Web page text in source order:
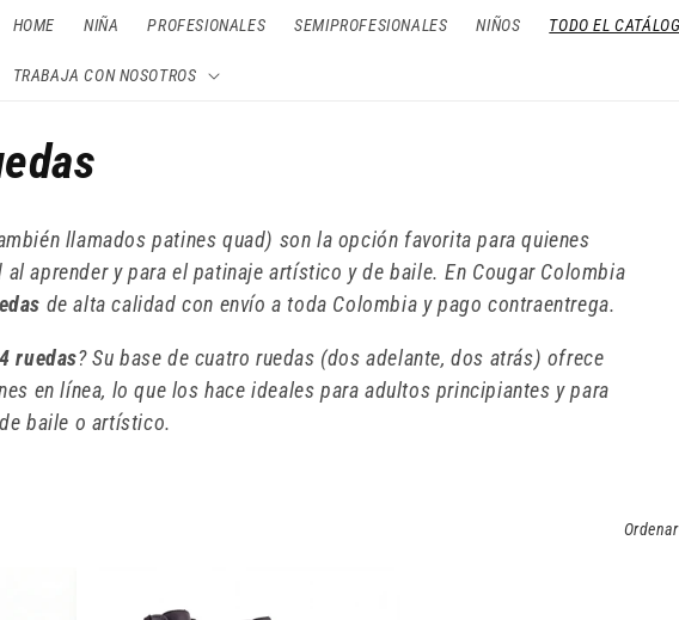
HOME NIÑA PROFESIONALES SEMIPROFESIONALES NIÑOS TODO EL
TRABAJA CON NOSOTROS
llamados patines quad) son la opción favorita para quienes
aprender y para el patinaje artístico y de baile. En Cougar Colombia
de alta calidad con envío a toda Colombia y pago contraentrega.
ruedas? Su base de cuatro ruedas (dos adelante, dos atrás) ofrece
en línea, lo que los hace ideales para adultos principiantes y para
baile o artístico.